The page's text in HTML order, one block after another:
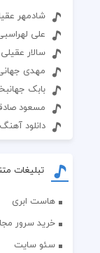
شادمهر
علی
سالار
مهدی
بابک
مسعود
دانلود
تبلیغات
هاست ابری
خرید سرور
سئو سایت